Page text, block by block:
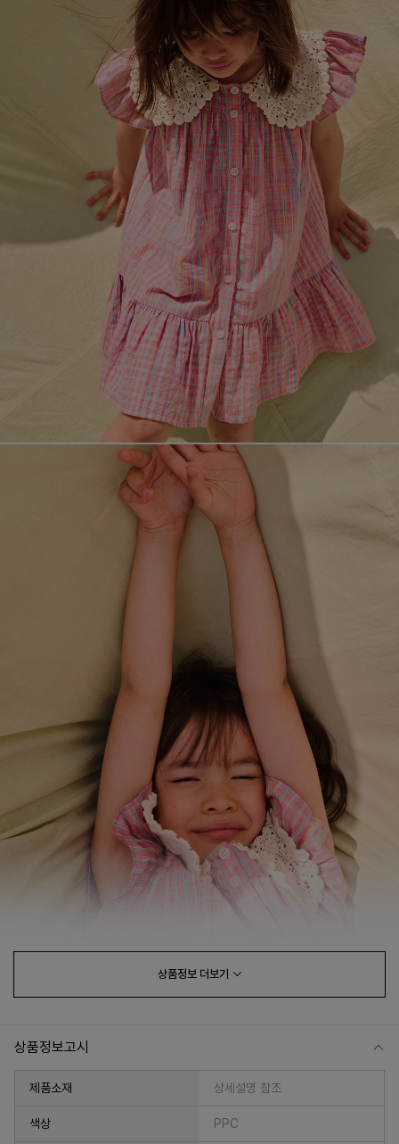
상품정보 더보기
상품정보고시
제품소재 상세설명 참조
색상 PPC